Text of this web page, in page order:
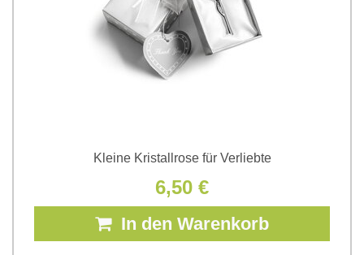
Kleine Kristallrose für Verliebte
6,50 €
In den Warenkorb